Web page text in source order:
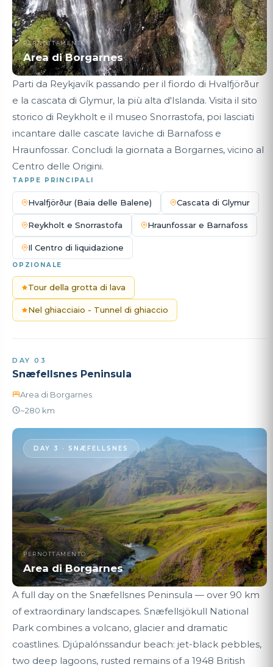
PERNOTTAMENTO
Area di Borgarnes
Parti da Reykjavík passando per il fiordo di Hvalfjörður
e la cascata di Glymur, la più alta d'Islanda. Visita il sito
storico di Reykholt e il museo Snorrastofa, poi lasciati
incantare dalle cascate laviche di Barnafoss e
Hraunfossar. Concludi la giornata a Borgarnes, vicino al
Centro delle Origini.
TAPPE PRINCIPALI
Hvalfjörður (Baia delle Balene) Cascata di Glymur
Reykholt e Snorrastofa Hraunfossar e Barnafoss
Il Centro di liquidazione
OPZIONALE
Tour della grotta di lava
Nel ghiacciaio - Tunnel di ghiaccio
DAY 03
Snæfellsnes Peninsula
Area di Borgarnes
~280 km
DAY 3 · SNÆFELLSNES
PERNOTTAMENTO
Area di Borgarnes
A full day on the Snæfellsnes Peninsula — over 90 km
of extraordinary landscapes. Snæfellsjökull National
Park combines a volcano, glacier and dramatic
coastlines. Djúpalónssandur beach: jet-black pebbles,
two deep lagoons, rusted remains of a 1948 British